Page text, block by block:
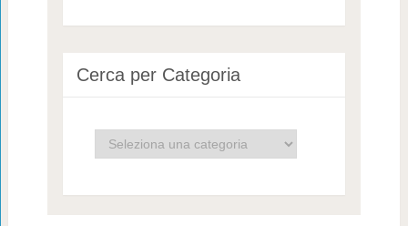
Cerca per Categoria
Cerca
per